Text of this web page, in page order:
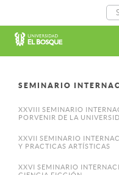
contenido
principal
SEMINARIO
XXVIII SEMINARIO
PORVENIR DE LA
XXVII SEMINARIO
Y PRACTICAS ARTÍSTICAS
XXVI SEMINARIO